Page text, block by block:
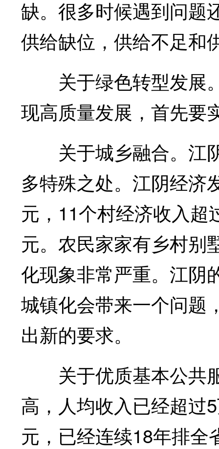
缺。很多时候遇到问题
供给缺位，供给不足和
关于绿色转型发展
现高质量发展，首先要
关于城乡融合。江
多特殊之处。江阴经济
元，11个村经济收入超
元。农民家家有乡村别
化现象非常严重。江阴
城镇化会带来一个问题
出新的要求。
关于优质基本公共
高，人均收入已经超过
元，已经连续18年排全